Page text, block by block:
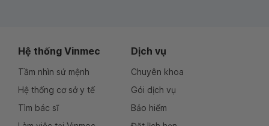
Hệ thống Vinmec
Tầm nhìn sứ mệnh
Hệ thống cơ sở y tế
Tìm bác sĩ
Dịch vụ
Chuyên khoa
Gói dịch vụ
Bảo hiểm